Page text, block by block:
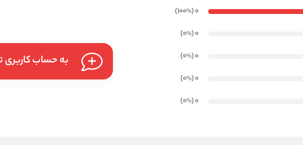
0
(100
%
)
0
(0
%
)
0
(0
%
)
0
(0
%
)
0
(0
%
)
به حساب کاربری